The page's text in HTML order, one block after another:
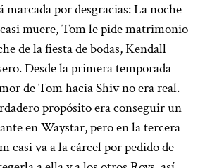
marcada por desgracias: La noche
muere, Tom le pide matrimonio
de la fiesta de bodas, Kendall
Desde la primera temporada
de Tom hacia Shiv no era real.
propósito era conseguir un
en Waystar, pero en la tercera
casi va a la cárcel por pedido de